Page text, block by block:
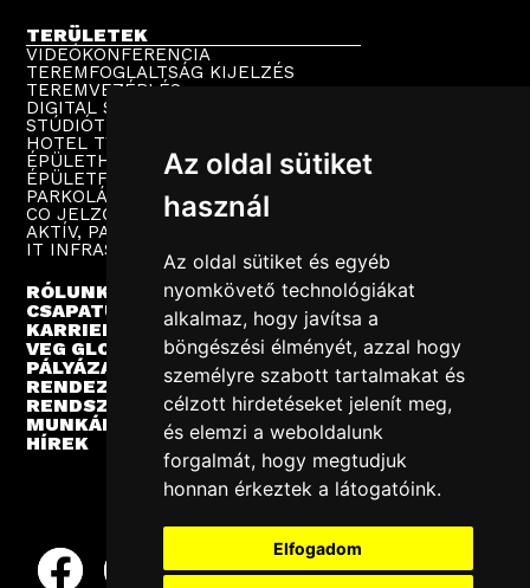
Az oldal sütiket
használ
Az oldal sütiket és egyéb
nyomkövető technológiákat
alkalmaz, hogy javítsa a
böngészési élményét, azzal hogy
személyre szabott tartalmakat és
célzott hirdetéseket jelenít meg,
és elemzi a weboldalunk
forgalmát, hogy megtudjuk
honnan érkeztek a látogatóink.
Elfogadom
TERÜLETEK
VIDEÓKONFERENCIA
TEREMFOGLALTSÁG KIJELZÉS
TEREMVEZÉRLÉS
DIGITAL SIGNAGE
STÚDIÓTECHNIKA
HOTEL TV
ÉPÜLETHANGOSÍTÁS
ÉPÜLETFELÜGYELET
PARKOLÁSTECHNIKA
CO JELZŐRENDSZER
AKTÍV, PASSZÍV HÁLÓZAT
IT INFRASTRUKTÚRA
RÓLUNK
CSAPATUNK
KARRIER
VEG GLOBAL
PÁLYÁZATOK
RENDEZVÉNYEK
RENDSZERINTEGRÁCIÓ
MUNKÁINK
HÍREK